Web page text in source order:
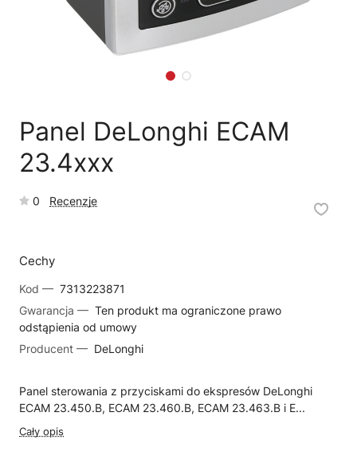
Panel DeLonghi ECAM
23.4xxx
0 Recenzje
Cechy
Kod — 7313223871
Gwarancja — Ten produkt ma ograniczone prawo
odstąpienia od umowy
Producent — DeLonghi
Panel sterowania z przyciskami do ekspresów DeLonghi
ECAM 23.450.B, ECAM 23.460.B, ECAM 23.463.B i E...
Cały opis
Reklamacja naprawy Reklamacja towaru